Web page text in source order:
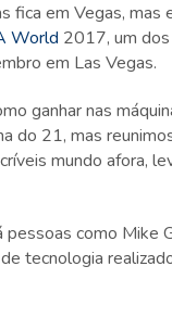
fica em Vegas,
World 2017, um
em Las Vegas.
ganhar nas
do 21, mas
mundo afora,
como Mike
tecnologia